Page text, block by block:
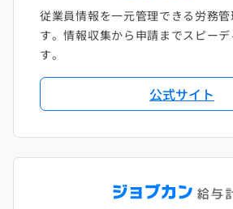
従業員情報を一元管理できる労務
す。情報収集から申請までスピー
す。
公式サイト